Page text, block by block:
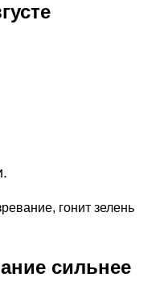
гонит зелень
сильнее